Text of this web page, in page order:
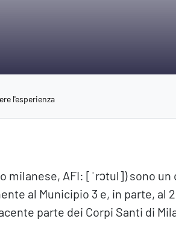
l'esperienza
milanese, AFI: [ˈrɔtul]) sono un
al Municipio 3 e, in parte, al
parte dei Corpi Santi di